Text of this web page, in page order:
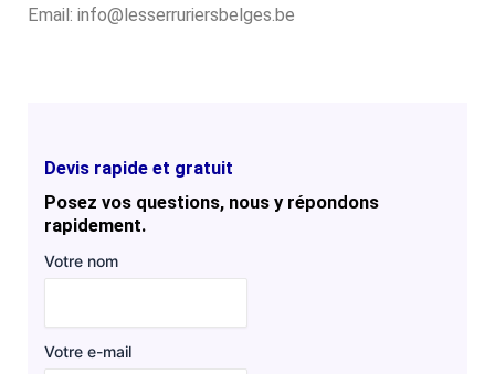
Email: info@lesserruriersbelges.be
Devis rapide et gratuit
Posez vos questions, nous y répondons
rapidement.
Votre nom
Votre e-mail